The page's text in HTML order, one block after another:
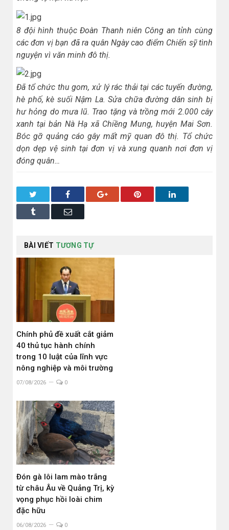
8 đội hình thuộc Đoàn Thanh niên Công an tỉnh cùng
các đơn vị bạn đã ra quân Ngày cao điểm Chiến sỹ tình
nguyện vì văn minh đô thị.
Đã tổ chức thu gom, xử lý rác thải tại các tuyến đường,
hè phố, kè suối Nậm La. Sửa chữa đường dân sinh bị
hư hỏng do mưa lũ. Trao tặng và trồng mới 2.000 cây
xanh tại bản Nà Hạ xã Chiềng Mung, huyện Mai Sơn.
Bóc gỡ quảng cáo gây mất mỹ quan đô thị. Tổ chức
dọn dẹp vệ sinh tại đơn vị và xung quanh nơi đơn vị
đóng quân…
Facebook Google+ Pinterest LinkedIn
Tumblr Email
BÀI VIẾT TƯƠNG TỰ
Chính phủ đề xuất cắt giảm
40 thủ tục hành chính
trong 10 luật của lĩnh vực
nông nghiệp và môi trường
07/08/2026 0
Đón gà lôi lam mào trắng
từ châu Âu về Quảng Trị, kỳ
vọng phục hồi loài chim
đặc hữu
06/08/2026 0